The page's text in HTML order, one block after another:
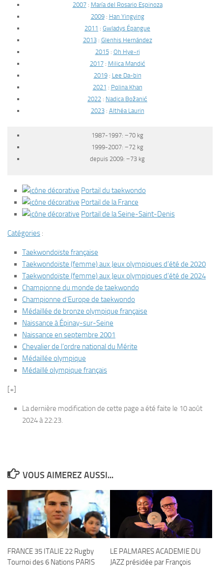
2007: María del Rosario Espinoza
2009: Han Yingying
2011 : Gwladys Épangue
2013: Glenhis Hernández
2015: Oh Hye-ri
2017: Milica Mandić
2019: Lee Da-bin
2021 : Polina Khan
2022 : Nadica Božanić
2023: Althéa Laurin
1987-1997: −70 kg
1999-2007: −72 kg
depuis 2009: −73 kg
Portail du taekwondo
Portail de la France
Portail de la Seine-Saint-Denis
Catégories :
Taekwondoïste française
Taekwondoïste (femme) aux Jeux olympiques d’été de 2020
Taekwondoïste (femme) aux Jeux olympiques d’été de 2024
Championne du monde de taekwondo
Championne d’Europe de taekwondo
Médaillée de bronze olympique française
Naissance à Épinay-sur-Seine
Naissance en septembre 2001
Chevalier de l’ordre national du Mérite
Médaillée olympique
Médaillé olympique français
[+]
La dernière modification de cette page a été faite le 10 août
2024 à 22:23.
VOUS AIMEREZ AUSSI...
FRANCE 35 ITALIE 22 Rugby
Tournoi des 6 Nations PARIS
LE PALMARES ACADEMIE DU
JAZZ présidée par François